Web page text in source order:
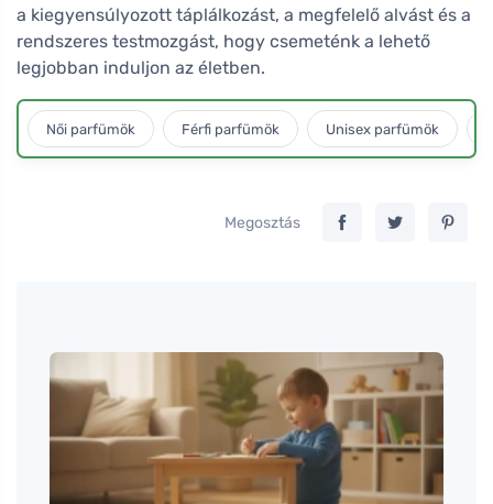
a kiegyensúlyozott táplálkozást, a megfelelő alvást és a
rendszeres testmozgást, hogy csemeténk a lehető
legjobban induljon az életben.
Női parfümök Férfi parfümök Unisex parfümök
Megosztás